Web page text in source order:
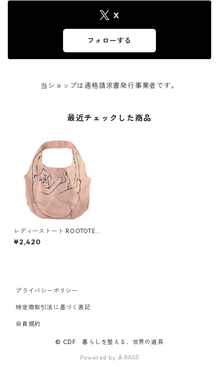
X
フォローする
当ショップは適格請求書発行事業者です。
最近チェックした商品
レディーストート ROOTOTE
ルートート ルーショッパー.マ
ルシェ ペッシュ
¥2,420
プライバシーポリシー
特定商取引法に基づく表記
会員規約
© CDF 暮らしを整える、世界の道具
Powered by